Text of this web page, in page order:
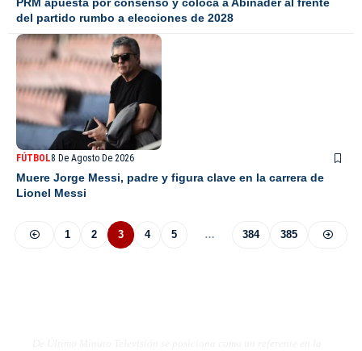
PRM apuesta por consenso y coloca a Abinader al frente
del partido rumbo a elecciones de 2028
FÚTBOL8 De Agosto De 2026
Muere Jorge Messi, padre y figura clave en la carrera de
Lionel Messi
1 2 3 4 5 … 384 385